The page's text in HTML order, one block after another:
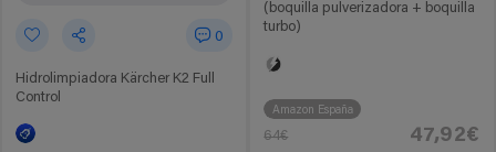
0
Hidrolimpiadora Kärcher K2 Full
Control
(boquilla pulverizadora + boquilla
turbo)
Amazon España
64€ 47,92€